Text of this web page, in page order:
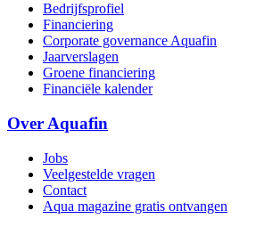
Bedrijfsprofiel
Financiering
Corporate governance Aquafin
Jaarverslagen
Groene financiering
Financiële kalender
Over Aquafin
Jobs
Veelgestelde vragen
Contact
Aqua magazine gratis ontvangen